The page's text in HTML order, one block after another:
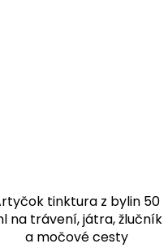
tinktura z bylin 50
na trávení, játra, žlučník
a močové cesty